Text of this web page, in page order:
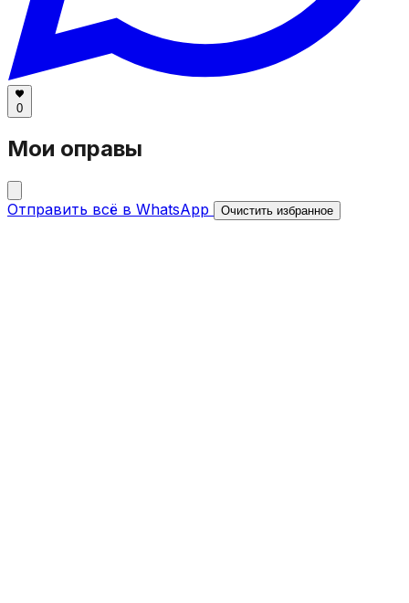
0
Мои оправы
Отправить всё в WhatsApp Очистить избранное